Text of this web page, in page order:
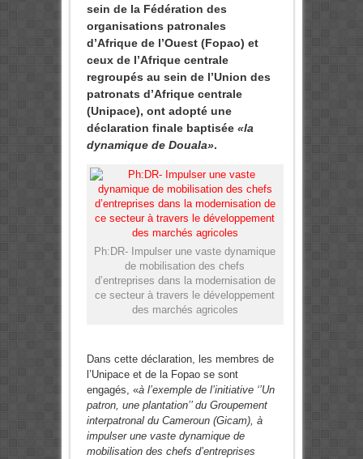
sein de la Fédération des
organisations patronales
d’Afrique de l’Ouest (Fopao) et
ceux de l’Afrique centrale
regroupés au sein de l’Union des
patronats d’Afrique centrale
(Unipace), ont adopté une
déclaration finale baptisée «la
dynamique de Douala».
Ph:DR- Impulser une vaste dynamique
de mobilisation des chefs
d’entreprises dans la modernisation de
ce secteur à travers le développement
des marchés agricoles
Dans cette déclaration, les membres de
l’Unipace et de la Fopao se sont
engagés, «à l’exemple de l’initiative ‘’Un
patron, une plantation’’ du Groupement
interpatronal du Cameroun (Gicam), à
impulser une vaste dynamique de
mobilisation des chefs d’entreprises